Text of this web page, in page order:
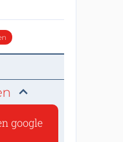
google